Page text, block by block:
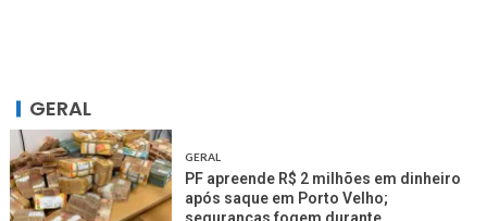
GERAL
GERAL
PF apreende R$ 2 milhões em dinheiro
após saque em Porto Velho;
seguranças fogem durante